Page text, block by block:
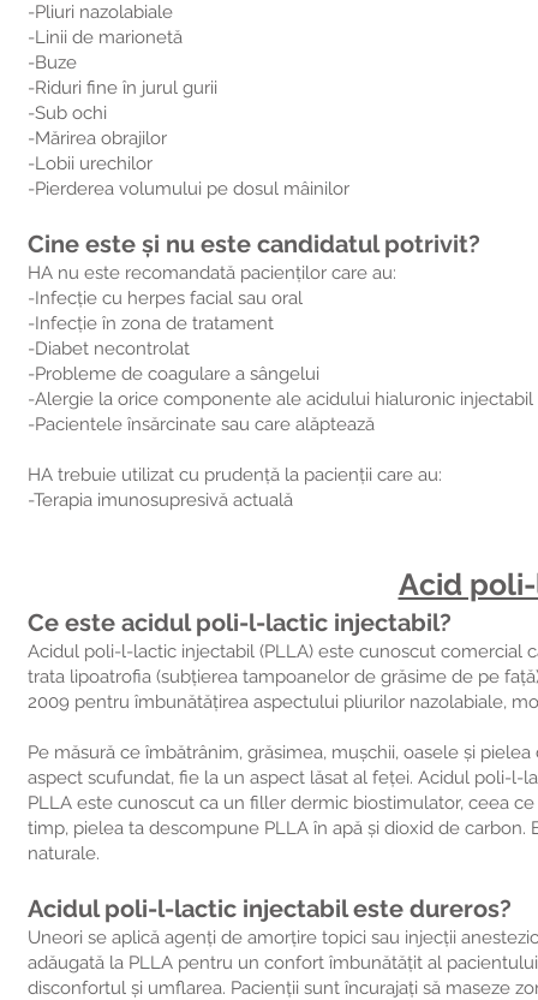
-Pliuri nazolabiale
-Linii de marionetă
-Buze
-Riduri fine în jurul gurii
-Sub ochi
-Mărirea obrajilor
-Lobii urechilor
-Pierderea volumului pe dosul mâinilor
Cine este și nu este candidatul potrivit?
HA nu este recomandată pacienților care au:
-Infecție cu herpes facial sau oral
-Infecție în zona de tratament
-Diabet necontrolat
-Probleme de coagulare a sângelui
-Alergie la orice componente ale acidului hialuronic injectabil
-Pacientele însărcinate sau care alăptează
HA trebuie utilizat cu prudență la pacienții care au:
-Terapia imunosupresivă actuală
Acid
Ce este acidul poli-l-lactic injectabil?
Acidul poli-l-lactic injectabil (PLLA) este cunoscut comercial
trata lipoatrofia (subțierea tampoanelor de grăsime de pe
2009 pentru îmbunătățirea aspectului pliurilor nazolabiale,
Pe măsură ce îmbătrânim, grăsimea, mușchii, oasele și
aspect scufundat, fie la un aspect lăsat al feței. Acidul poli-
PLLA este cunoscut ca un filler dermic biostimulator, ceea
timp, pielea ta descompune PLLA în apă și dioxid de
naturale.
Acidul poli-l-lactic injectabil este dureros?
Uneori se aplică agenți de amorțire topici sau injecții
adăugată la PLLA pentru un confort îmbunătățit al
disconfortul și umflarea. Pacienții sunt încurajați să maseze